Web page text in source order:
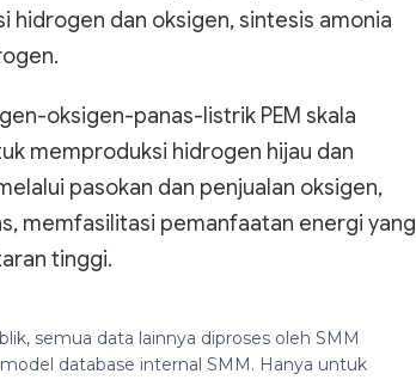
dan oksigen, sintesis amonia
oksigen-panas-listrik PEM skala
memproduksi hidrogen hijau dan
pasokan dan penjualan oksigen,
memfasilitasi pemanfaatan energi yang
tinggi.
semua data lainnya diproses oleh SMM
database internal SMM. Hanya untuk